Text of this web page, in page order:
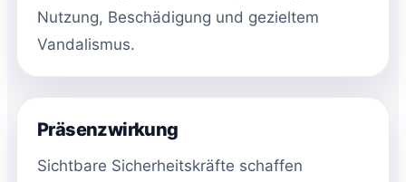
Nutzung, Beschädigung und gezieltem
Vandalismus.
Präsenzwirkung
Sichtbare Sicherheitskräfte schaffen